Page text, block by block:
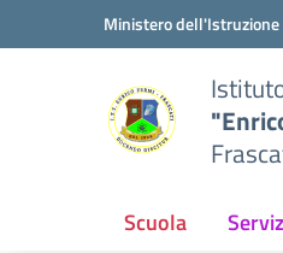
Vai ai contenuti
Vai al menu di navigazione
Ministero
Scuola